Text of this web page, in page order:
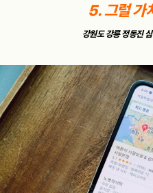
5. 그럴 가
강원도 강릉 정동진